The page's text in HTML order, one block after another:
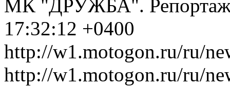
МК "ДРУЖБА".
17:32:12 +0400
http://w1.motogon.ru/ru/
http://w1.motogon.ru/ru/